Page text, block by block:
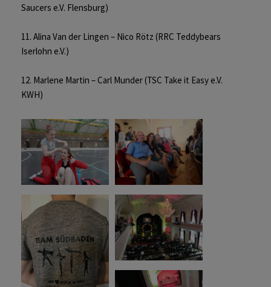
Saucers e.V. Flensburg)
11. Alina Van der Lingen – Nico Rötz (RRC Teddybears
Iserlohn e.V.)
12. Marlene Martin – Carl Munder (TSC Take it Easy e.V.
KWH)